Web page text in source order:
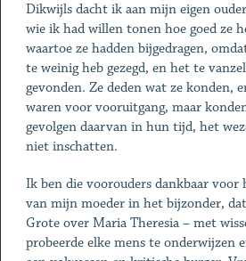
Dikwijls dacht ik aan mijn eigen
wie ik had willen tonen hoe goed ze
waartoe ze hadden bijgedragen,
te weinig heb gezegd, en het te
gevonden. Ze deden wat ze konden,
waren voor vooruitgang, maar
gevolgen daarvan in hun tijd, het
niet inschatten.
Ik ben die voorouders dankbaar
van mijn moeder in het bijzonder,
Grote over Maria Theresia – met
probeerde elke mens te onderwijzen